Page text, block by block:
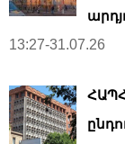
13:27-31.07.26